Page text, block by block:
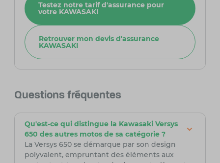
Testez notre tarif d'assurance pour
votre KAWASAKI
Retrouver mon devis d'assurance
KAWASAKI
Questions fréquentes
Qu'est-ce qui distingue la Kawasaki Versys
650 des autres motos de sa catégorie ?
La Versys 650 se démarque par son design
polyvalent, empruntant des éléments aux